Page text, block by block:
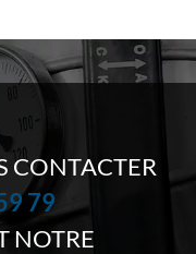
CONTACTER
79
NOTRE